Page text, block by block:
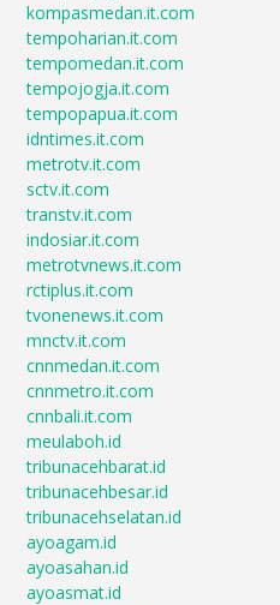
kompasmedan.it.com
tempoharian.it.com
tempomedan.it.com
tempojogja.it.com
tempopapua.it.com
idntimes.it.com
metrotv.it.com
sctv.it.com
transtv.it.com
indosiar.it.com
metrotvnews.it.com
rctiplus.it.com
tvonenews.it.com
mnctv.it.com
cnnmedan.it.com
cnnmetro.it.com
cnnbali.it.com
meulaboh.id
tribunacehbarat.id
tribunacehbesar.id
tribunacehselatan.id
ayoagam.id
ayoasahan.id
ayoasmat.id